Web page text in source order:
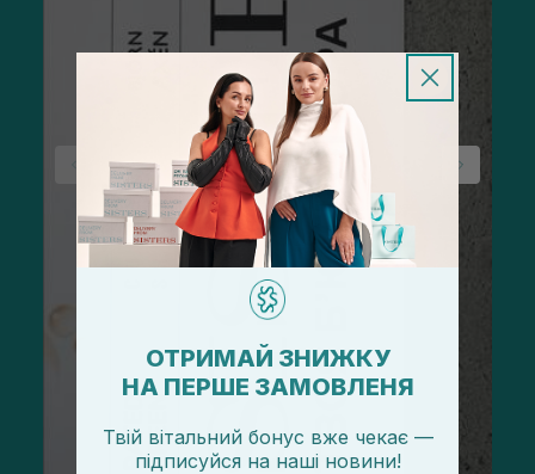
ОТРИМАЙ ЗНИЖКУ
НА ПЕРШЕ ЗАМОВЛЕНЯ
Твій вітальний бонус вже чекає —
підписуйся на наші новини!